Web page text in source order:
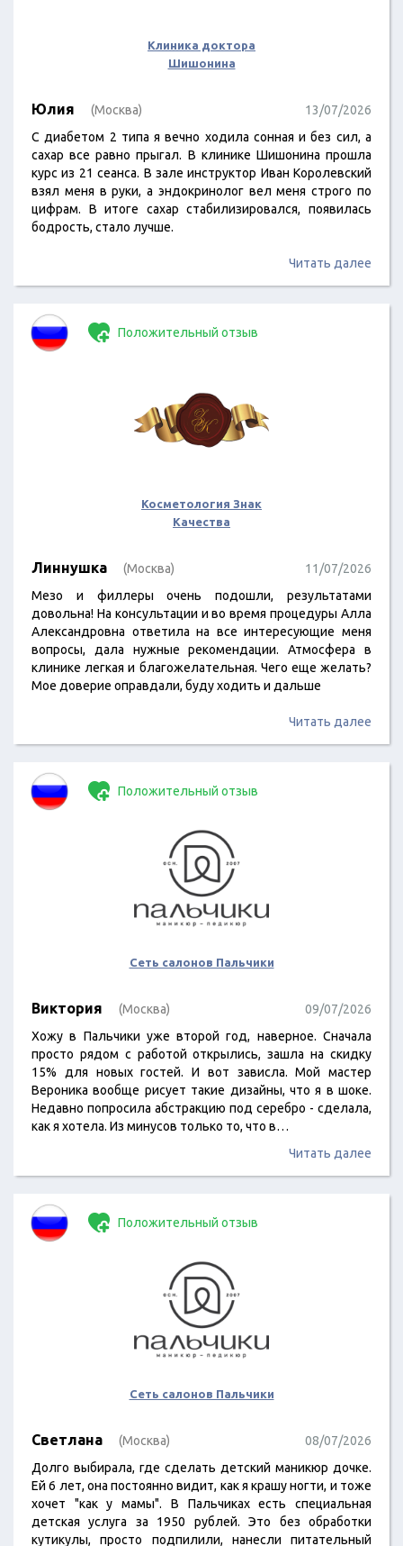
Клиника доктора
Шишонина
Юлия (Москва)
13/07/2026
С диабетом 2 типа я вечно ходила сонная и без сил, а
сахар все равно прыгал. В клинике Шишонина прошла
курс из 21 сеанса. В зале инструктор Иван Королевский
взял меня в руки, а эндокринолог вел меня строго по
цифрам. В итоге сахар стабилизировался, появилась
бодрость, стало лучше.
Читать далее
Положительный отзыв
Косметология Знак
Качества
Линнушка (Москва)
11/07/2026
Мезо и филлеры очень подошли, результатами
довольна! На консультации и во время процедуры Алла
Александровна ответила на все интересующие меня
вопросы, дала нужные рекомендации. Атмосфера в
клинике легкая и благожелательная. Чего еще желать?
Мое доверие оправдали, буду ходить и дальше
Читать далее
Положительный отзыв
Сеть салонов Пальчики
Виктория (Москва)
09/07/2026
Хожу в Пальчики уже второй год, наверное. Сначала
просто рядом с работой открылись, зашла на скидку
15% для новых гостей. И вот зависла. Мой мастер
Вероника вообще рисует такие дизайны, что я в шоке.
Недавно попросила абстракцию под серебро - сделала,
как я хотела. Из минусов только то, что в…
Читать далее
Положительный отзыв
Сеть салонов Пальчики
Светлана (Москва)
08/07/2026
Долго выбирала, где сделать детский маникюр дочке.
Ей 6 лет, она постоянно видит, как я крашу ногти, и тоже
хочет "как у мамы". В Пальчиках есть специальная
детская услуга за 1950 рублей. Это без обработки
кутикулы, просто подпилили, нанесли питательный